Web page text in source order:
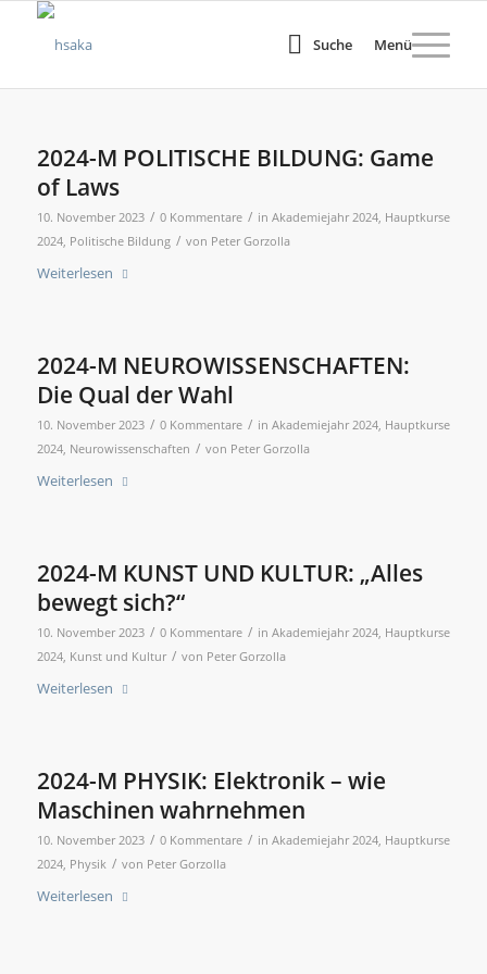
Suche Menü
2024-M POLITISCHE BILDUNG: Game
of Laws
10. November 2023 / 0 Kommentare / in Akademiejahr 2024, Hauptkurse
2024, Politische Bildung / von Peter Gorzolla
Weiterlesen
2024-M NEUROWISSENSCHAFTEN:
Die Qual der Wahl
10. November 2023 / 0 Kommentare / in Akademiejahr 2024, Hauptkurse
2024, Neurowissenschaften / von Peter Gorzolla
Weiterlesen
2024-M KUNST UND KULTUR: „Alles
bewegt sich?“
10. November 2023 / 0 Kommentare / in Akademiejahr 2024, Hauptkurse
2024, Kunst und Kultur / von Peter Gorzolla
Weiterlesen
2024-M PHYSIK: Elektronik – wie
Maschinen wahrnehmen
10. November 2023 / 0 Kommentare / in Akademiejahr 2024, Hauptkurse
2024, Physik / von Peter Gorzolla
Weiterlesen